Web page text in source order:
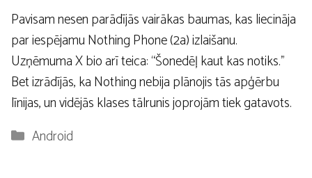
Pavisam nesen parādījās vairākas baumas, kas liecināja
par iespējamu Nothing Phone (2a) izlaišanu.
Uzņēmuma X bio arī teica: “Šonedēļ kaut kas notiks.”
Bet izrādījās, ka Nothing nebija plānojis tās apģērbu
līnijas, un vidējās klases tālrunis joprojām tiek gatavots.
Kategorijas
Android